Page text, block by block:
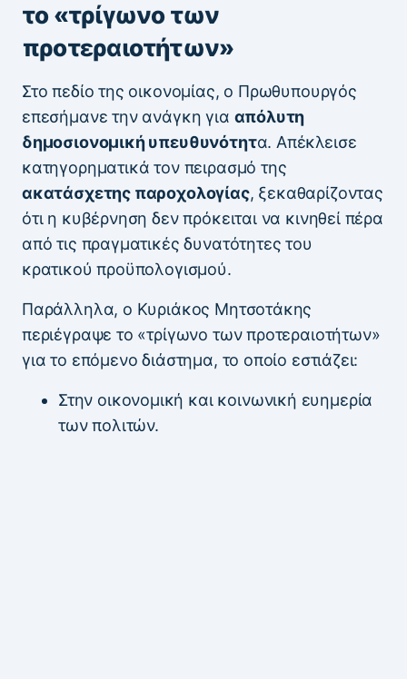
το «τρίγωνο των
προτεραιοτήτων»
Στο πεδίο της οικονομίας, ο Πρωθυπουργός
επεσήμανε την ανάγκη για απόλυτη
δημοσιονομική υπευθυνότητα. Απέκλεισε
κατηγορηματικά τον πειρασμό της
ακατάσχετης παροχολογίας, ξεκαθαρίζοντας
ότι η κυβέρνηση δεν πρόκειται να κινηθεί πέρα
από τις πραγματικές δυνατότητες του
κρατικού προϋπολογισμού.
Παράλληλα, ο Κυριάκος Μητσοτάκης
περιέγραψε το «τρίγωνο των προτεραιοτήτων»
για το επόμενο διάστημα, το οποίο εστιάζει:
Στην οικονομική και κοινωνική ευημερία
των πολιτών.